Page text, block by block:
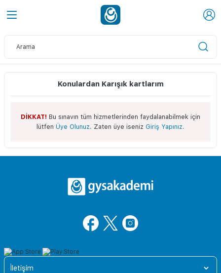
Konulardan Karışık kartlarım
DİKKAT! Bu sınavın tüm hizmetlerinden faydalanabilmek için
lütfen Üye Olunuz. Zaten üye iseniz Giriş Yapınız.
İletişim